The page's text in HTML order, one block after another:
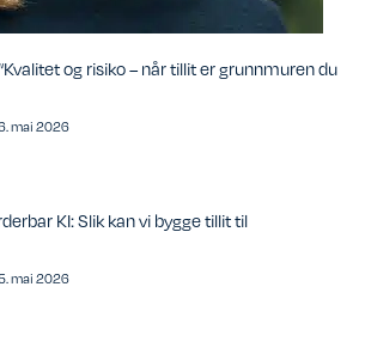
og risiko – når tillit er grunnmuren du
mai 2026
KI: Slik kan vi bygge tillit til
mai 2026